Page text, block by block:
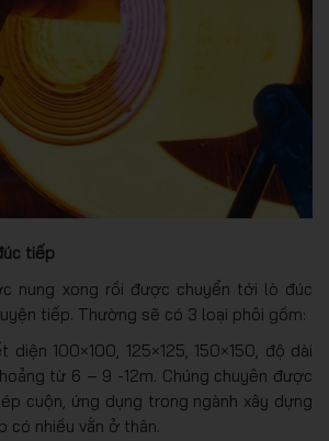
tiếp
nung xong rồi được chuyển tới lò đúc
tiếp. Thường sẽ có 3 loại phôi gồm:
diện 100×100, 125×125, 150×150, độ dài
từ 6 – 9 -12m. Chúng chuyên được
cuộn, ứng dụng trong ngành xây dựng
có nhiều vằn ở thân.